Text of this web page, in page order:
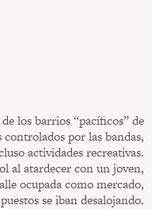
los barrios “pacíficos” de
por las bandas,
actividades recreativas.
al atardecer con un joven,
ocupada como mercado,
se iban desalojando.